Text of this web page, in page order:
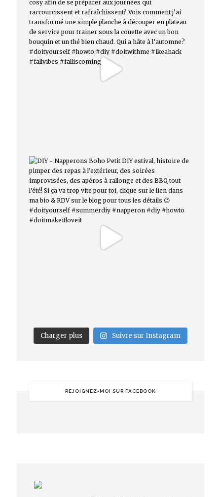
Charger plus Suivre sur Instagram
REJOIGNEZ-MOI SUR FACEBOOK